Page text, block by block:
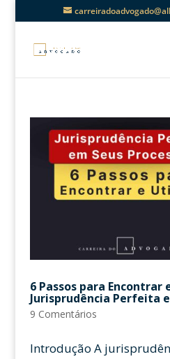
6 Passos para
Jurisprudência Perfeita
9 Comentários
Introdução A